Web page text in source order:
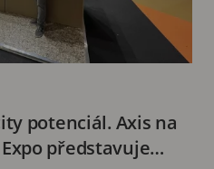
potenciál. Axis na
představuje